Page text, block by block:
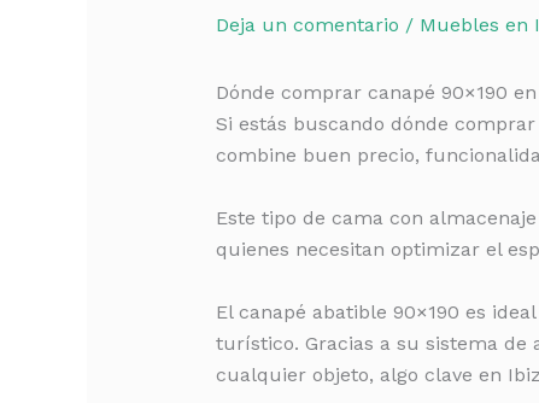
Deja un comentario / Muebles en
Dónde comprar canapé 90×190
Si estás buscando dónde
combine buen precio,
Este tipo de cama con
quienes necesitan optimizar el
El canapé abatible 90×190 es
turístico. Gracias a su sistema
cualquier objeto, algo clave en